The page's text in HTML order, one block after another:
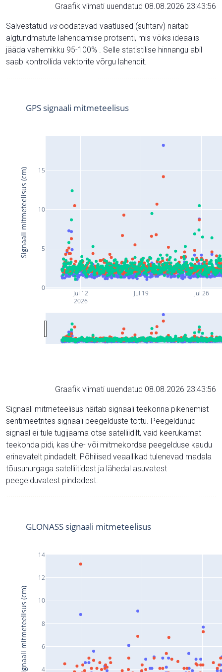
Graafik viimati uuendatud 08.08.2026 23:43:56
Salvestatud vsoodatavad vaatlused (suhtarv) näitab
algtundmatute lahendamise protsenti, mis võiks ideaalis
jääda vahemikku 95-100% . Selle statistilise hinnangu abil
saab kontrollida vektorite võrgu lahendit.
Jul 12
2026
Jul 19 Jul 26
0
5
10
15
GPS signaali mitmeteelisus
Signaali mitmeteelisus (cm)
Graafik viimati uuendatud 08.08.2026 23:43:56
Signaali mitmeteelisus näitab signaali teekonna pikenemist
sentimeetrites signaali peegelduste tõttu. Peegeldunud
signaal ei tule tugijaama otse satelliidilt, vaid keerukamat
teekonda pidi, kas ühe- või mitmekordse peegelduse kaudu
erinevatelt pindadelt. Põhilised veaallikad tulenevad madala
tõusunurgaga satelliitidest ja lähedal asuvatest
peegelduvatest pindadest.
4
6
8
10
12
14
GLONASS signaali mitmeteelisus
Signaali mitmeteelisus (cm)